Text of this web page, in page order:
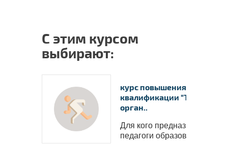
С этим курсом
выбирают:
курс повышения
квалификации
орган..
Для кого предназначен курс:
педагоги образовате..